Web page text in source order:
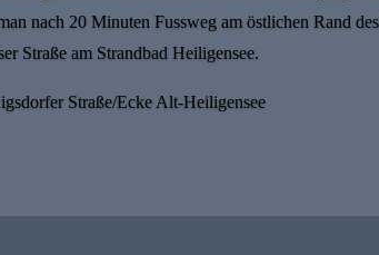
nach 20 Minuten Fussweg am östlichen Rand
Straße am Strandbad Heiligensee.
Straße/Ecke Alt-Heiligensee